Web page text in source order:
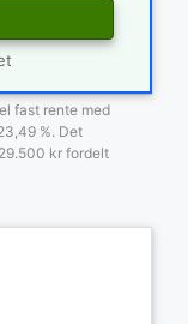
fast rente med
%. Det
kr fordelt